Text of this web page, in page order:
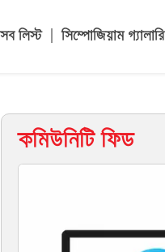
সব লিস্ট সিম্পোজিয়াম গ্যালারি
কমিউনিটি ফিড